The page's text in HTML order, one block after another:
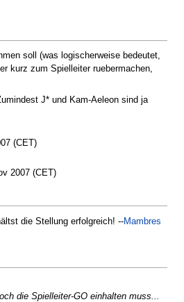
soll (was logischerweise bedeutet,
kurz zum Spielleiter ruebermachen,
J* und Kam-Aeleon sind ja
(CET)
2007 (CET)
die Stellung erfolgreich! --Mambres
die Spielleiter-GO einhalten muss...